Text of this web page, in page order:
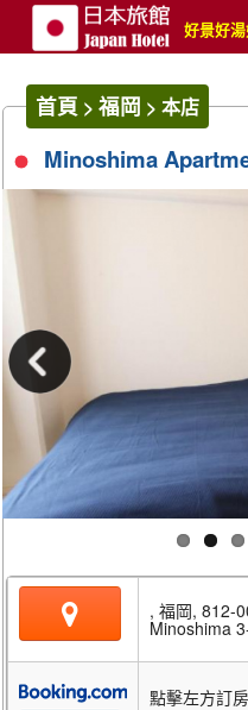
好景好
最新
平價
熱門
攻略文章
攻略影片
帳號
首頁 > 福岡 > 本店
Minoshima
, 福岡, 812-
Minoshima
點擊左方訂